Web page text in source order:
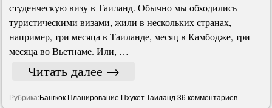
студенческую визу в Таиланд. Обычно мы обходились
туристическими визами, жили в нескольких странах,
например, три месяца в Таиланде, месяц в Камбодже, три
месяца во Вьетнаме. Или, …
Читать далее →
Рубрика:Бангкок Планирование ПхукетТаиланд 36 комментариев